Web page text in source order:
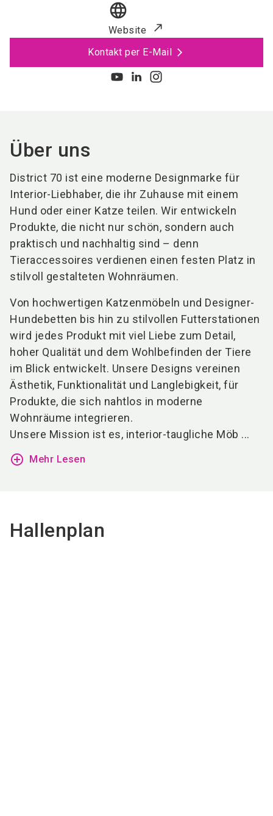
language
Website
Kontakt per E-Mail
Über uns
District 70 ist eine moderne Designmarke für
Interior-Liebhaber, die ihr Zuhause mit einem
Hund oder einer Katze teilen. Wir entwickeln
Produkte, die nicht nur schön, sondern auch
praktisch und nachhaltig sind – denn
Tieraccessoires verdienen einen festen Platz in
stilvoll gestalteten Wohnräumen.
Von hochwertigen Katzenmöbeln und Designer-
Hundebetten bis hin zu stilvollen Futterstationen
wird jedes Produkt mit viel Liebe zum Detail,
hoher Qualität und dem Wohlbefinden der Tiere
im Blick entwickelt. Unsere Designs vereinen
Ästhetik, Funktionalität und Langlebigkeit, für
Produkte, die sich nahtlos in moderne
Wohnräume integrieren.
Unsere Mission ist es, interior-taugliche Möb ...
add_circle_outline Mehr Lesen
Hallenplan